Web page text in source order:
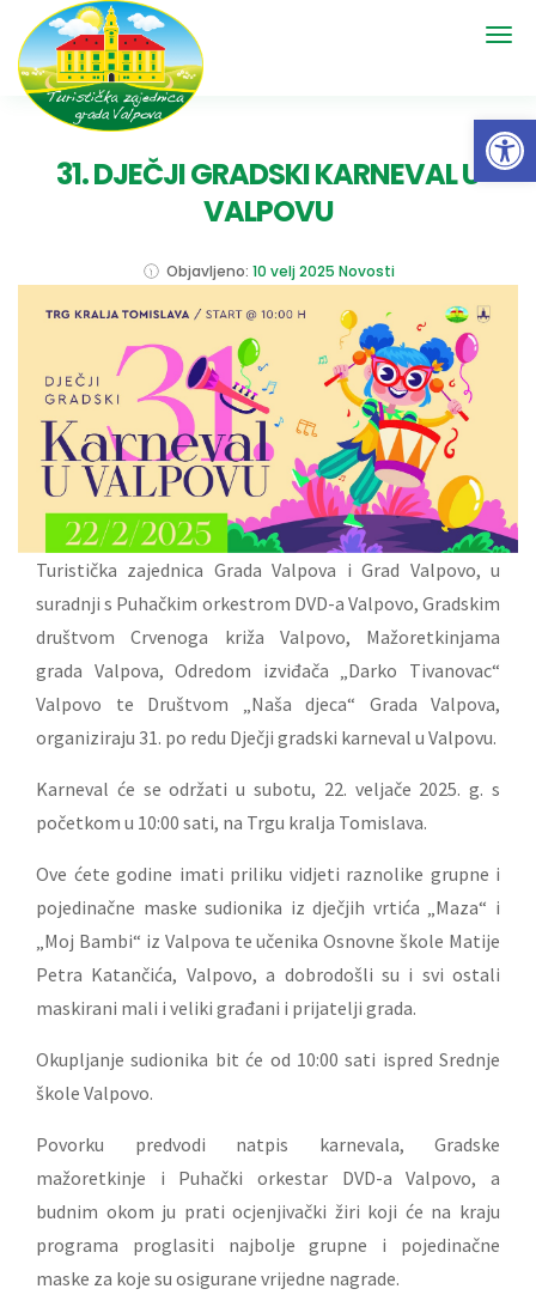
31. DJEČJI GRADSKI KARNEVAL U
VALPOVU
Objavljeno: 10 velj 2025 Novosti
Turistička zajednica Grada Valpova i Grad Valpovo, u
suradnji s Puhačkim orkestrom DVD-a Valpovo, Gradskim
društvom Crvenoga križa Valpovo, Mažoretkinjama
grada Valpova, Odredom izviđača „Darko Tivanovac“
Valpovo te Društvom „Naša djeca“ Grada Valpova,
organiziraju 31. po redu Dječji gradski karneval u Valpovu.
Karneval će se održati u subotu, 22. veljače 2025. g. s
početkom u 10:00 sati, na Trgu kralja Tomislava.
Ove ćete godine imati priliku vidjeti raznolike grupne i
pojedinačne maske sudionika iz dječjih vrtića „Maza“ i
„Moj Bambi“ iz Valpova te učenika Osnovne škole Matije
Petra Katančića, Valpovo, a dobrodošli su i svi ostali
maskirani mali i veliki građani i prijatelji grada.
Okupljanje sudionika bit će od 10:00 sati ispred Srednje
škole Valpovo.
Povorku predvodi natpis karnevala, Gradske
mažoretkinje i Puhački orkestar DVD-a Valpovo, a
budnim okom ju prati ocjenjivački žiri koji će na kraju
programa proglasiti najbolje grupne i pojedinačne
maske za koje su osigurane vrijedne nagrade.